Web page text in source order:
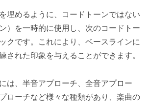
埋めるように、コードトーンではない
）を一時的に使用し、次のコードトー
クです。これにより、ベースラインに
された印象を与えることができます。
は、半音アプローチ、全音アプロー
ローチなど様々な種類があり、楽曲の